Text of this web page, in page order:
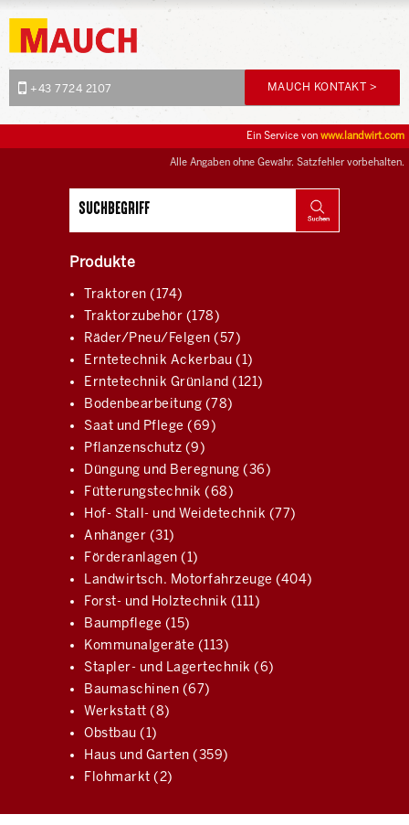
+43 7724 2107 MAUCH KONTAKT >
Alle Angaben ohne Gewähr. Satzfehler vorbehalten.
Ein Service von www.landwirt.com
Produkte
Traktoren (174)
Traktorzubehör (178)
Räder/Pneu/Felgen (57)
Erntetechnik Ackerbau (1)
Erntetechnik Grünland (121)
Bodenbearbeitung (78)
Saat und Pflege (69)
Pflanzenschutz (9)
Düngung und Beregnung (36)
Fütterungstechnik (68)
Hof- Stall- und Weidetechnik (77)
Anhänger (31)
Förderanlagen (1)
Landwirtsch. Motorfahrzeuge (404)
Forst- und Holztechnik (111)
Baumpflege (15)
Kommunalgeräte (113)
Stapler- und Lagertechnik (6)
Baumaschinen (67)
Werkstatt (8)
Obstbau (1)
Haus und Garten (359)
Flohmarkt (2)